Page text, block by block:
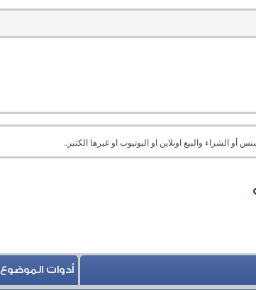
الشراء والبيع اونلاين او اليوتيوب او غيرها الكثير..
أدوات الموضوع